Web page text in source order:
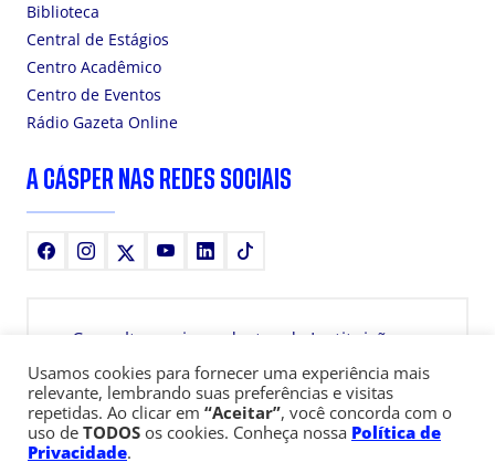
Biblioteca
Central de Estágios
Centro Acadêmico
Centro de Eventos
Rádio Gazeta Online
A CÁSPER NAS REDES SOCIAIS
FacebookInstagram YoutubeLinkedIn
Consulte aqui o cadastro da Instituição no
Sistema e-MEC
Usamos cookies para fornecer uma experiência mais
relevante, lembrando suas preferências e visitas
repetidas. Ao clicar em “Aceitar”, você concorda com o
uso de TODOS os cookies. Conheça nossa Política de
Privacidade.